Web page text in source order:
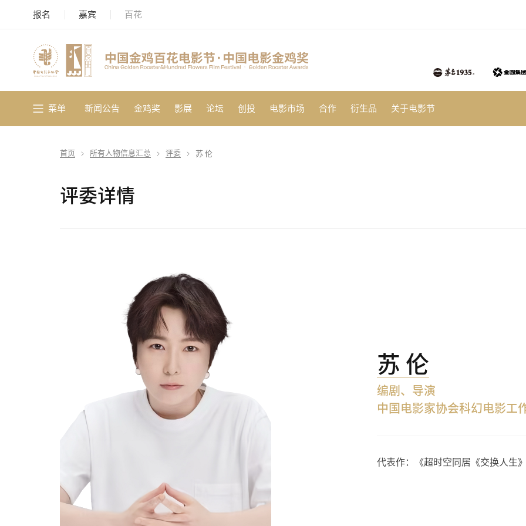
报名 嘉宾 百花
菜单 新闻公告 金鸡奖 影展 论坛 创投 电影市场 合作 衍生品 关于电影节
首页 所有人物信息汇总 评委 苏 伦
评委详情
苏 伦
编剧、导演
中国电影家协会科幻电影工
代表作：《超时空同居《交换人生